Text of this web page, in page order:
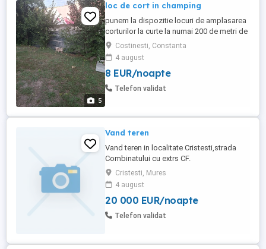
5
loc de cort in champing
punem la dispozitie locuri de amplasarea
corturilor la curte la numai 200 de metri de
plaja de la Costinești 40 lei de persoana
Costinesti, Constanta
4 august
8 EUR/noapte
Telefon validat
Vand teren
Vand teren in localitate Cristesti,strada
Combinatului cu extrs CF.
Cristesti, Mures
4 august
20 000 EUR/noapte
Telefon validat